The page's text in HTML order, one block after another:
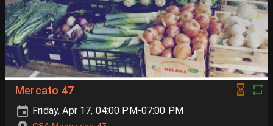
Mercato 47
Friday, Apr 17, 04:00 PM-07:00 PM